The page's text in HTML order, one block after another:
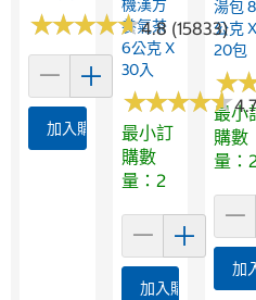
★★★★★
★★★★★4.8 (15833)
加入購物車
機漢方
養氣茶
6公克 X
30入
★★★★★
★★★★★
最小訂
購數
量：2
加入購物車
湯包
公克 X
20包
★
★
最小
購數
量：
加